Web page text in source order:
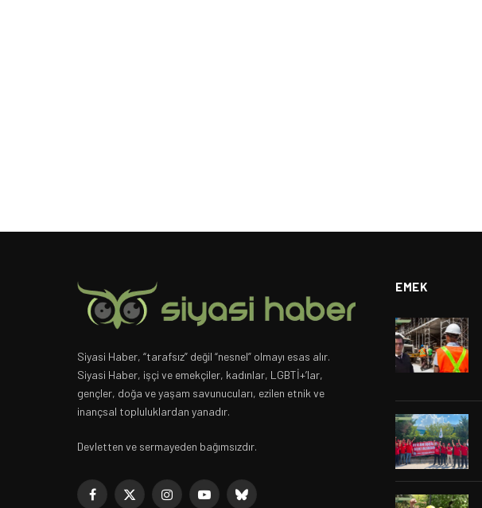
Siyasi Haber, “tarafsız” değil “nesnel” olmayı esas alır.
Siyasi Haber, işçi ve emekçiler, kadınlar, LGBTİ+’lar,
gençler, doğa ve yaşam savunucuları, ezilen etnik ve
inançsal topluluklardan yanadır.
Devletten ve sermayeden bağımsızdır.
Facebook
X InstagramYouTubeBluesky
EMEK